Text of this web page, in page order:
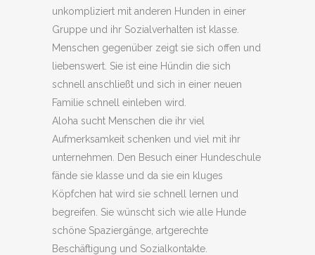
unkompliziert mit anderen Hunden in einer
Gruppe und ihr Sozialverhalten ist klasse.
Menschen gegenüber zeigt sie sich offen und
liebenswert. Sie ist eine Hündin die sich
schnell anschließt und sich in einer neuen
Familie schnell einleben wird.
Aloha sucht Menschen die ihr viel
Aufmerksamkeit schenken und viel mit ihr
unternehmen. Den Besuch einer Hundeschule
fände sie klasse und da sie ein kluges
Köpfchen hat wird sie schnell lernen und
begreifen. Sie wünscht sich wie alle Hunde
schöne Spaziergänge, artgerechte
Beschäftigung und Sozialkontakte.